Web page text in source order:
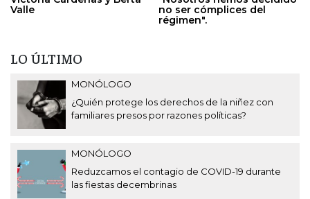
Valle
no ser cómplices del
régimen".
LO ÚLTIMO
MONÓLOGO
¿Quién protege los derechos de la niñez con
familiares presos por razones políticas?
MONÓLOGO
Reduzcamos el contagio de COVID-19 durante
las fiestas decembrinas